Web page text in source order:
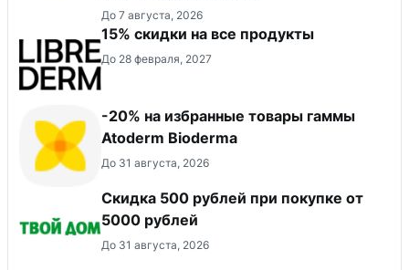
До 7 августа, 2026
15% скидки на все продукты
До 28 февраля, 2027
-20% на избранные товары гаммы
Atoderm Bioderma
До 31 августа, 2026
Скидка 500 рублей при покупке от
5000 рублей
До 31 августа, 2026